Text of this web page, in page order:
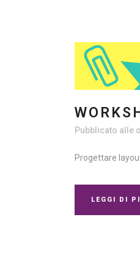
Pubblicato alle
Progettare
LEGGI DI